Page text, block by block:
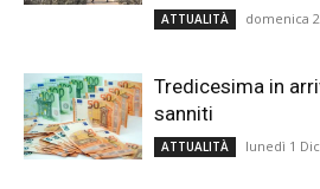
ATTUALITÀ domenica
Tredicesima in
sanniti
ATTUALITÀ lunedì 1